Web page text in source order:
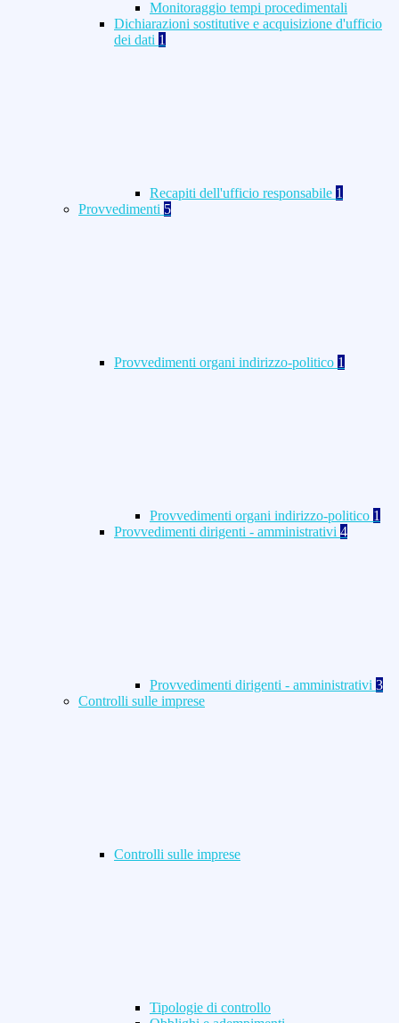
Monitoraggio tempi procedimentali
Dichiarazioni sostitutive e acquisizione d'ufficio
dei dati 1
Recapiti dell'ufficio responsabile 1
Provvedimenti 5
Provvedimenti organi indirizzo-politico 1
Provvedimenti organi indirizzo-politico 1
Provvedimenti dirigenti - amministrativi 4
Provvedimenti dirigenti - amministrativi 3
Controlli sulle imprese
Controlli sulle imprese
Tipologie di controllo